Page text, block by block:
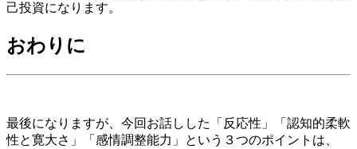
己投資になります。
おわりに
最後になりますが、今回お話しした「反応性」「認知的柔軟
性と寛大さ」「感情調整能力」という３つのポイントは、